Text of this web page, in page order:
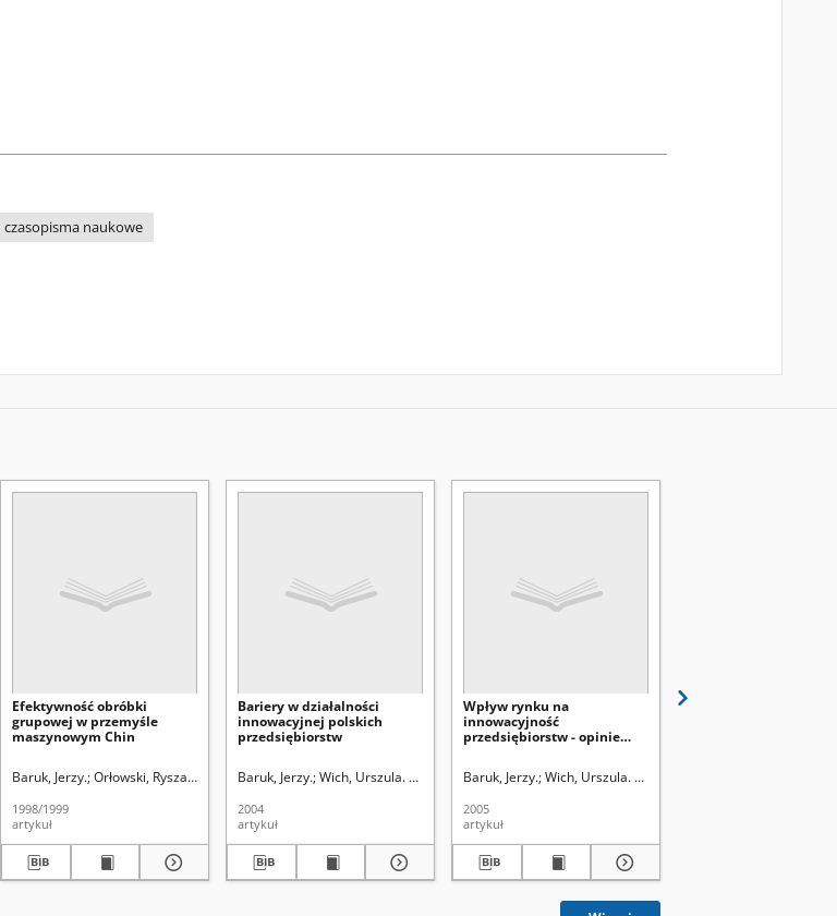
czasopisma naukowe
Efektywność obróbki
grupowej w przemyśle
maszynowym Chin
Baruk, Jerzy. Orłowski, Ryszard (1927- ). Redaktor sekcji
1998/1999
artykuł
Bariery w działalności
innowacyjnej polskich
przedsiębiorstw
Baruk, Jerzy. Wich, Urszula. Redaktor sekcji
2004
artykuł
Wpływ rynku na
innowacyjność
przedsiębiorstw - opinie
Baruk, Jerzy. Wich, Urszula. Redaktor sekcji
2005
artykuł